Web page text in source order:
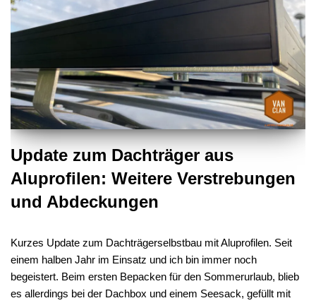
Update zum Dachträger aus
Aluprofilen: Weitere Verstrebungen
und Abdeckungen
Kurzes Update zum Dachträgerselbstbau mit Aluprofilen. Seit
einem halben Jahr im Einsatz und ich bin immer noch
begeistert. Beim ersten Bepacken für den Sommerurlaub, blieb
es allerdings bei der Dachbox und einem Seesack, gefüllt mit